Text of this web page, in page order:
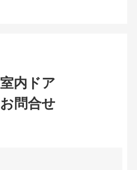
室内ドア
お問合せ